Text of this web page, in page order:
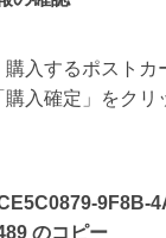
購入するポストカ
入確定」をクリ